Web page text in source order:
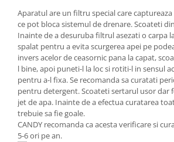
Aparatul are un filtru special care
ce pot bloca sistemul de drenare. Scoateti
Inainte de a desuruba filtrul asezati o carpa
spalat pentru a evita scurgerea apei pe
invers acelor de ceasornic pana la capat,
l bine, apoi puneti-l la loc si rotiti-l in sensul
pentru a-l fixa. Se recomanda sa curatati
pentru detergent. Scoateti sertarul usor dar
jet de apa. Inainte de a efectua curatarea
trebuie sa fie goale.
CANDY recomanda ca acesta verificare si
5-6 ori pe an.